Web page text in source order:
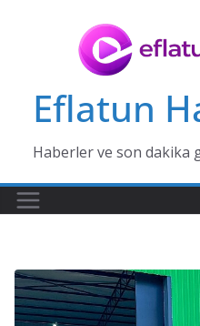
Eflatun
Haberler ve son dakika